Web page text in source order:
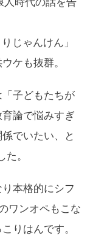
じゃんけん」
ケも抜群。
子どもたちが
論で悩みすぎ
でいたい、と
。
本格的にシフ
ワンオペもこな
りはんです。